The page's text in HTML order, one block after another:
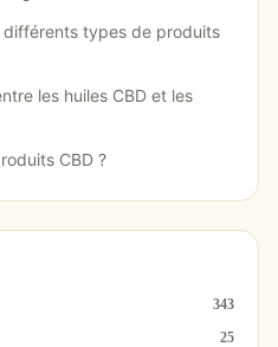
différents types de produits
les huiles CBD et les
CBD ?
343
25